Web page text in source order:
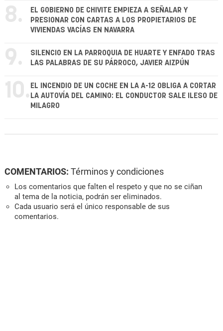
8.
EL GOBIERNO DE CHIVITE EMPIEZA A SEÑALAR Y
PRESIONAR CON CARTAS A LOS PROPIETARIOS DE
VIVIENDAS VACÍAS EN NAVARRA
9.
SILENCIO EN LA PARROQUIA DE HUARTE Y ENFADO TRAS
LAS PALABRAS DE SU PÁRROCO, JAVIER AIZPÚN
10. EL INCENDIO DE UN COCHE EN LA A-12 OBLIGA A CORTAR
LA AUTOVÍA DEL CAMINO: EL CONDUCTOR SALE ILESO DE
MILAGRO
COMENTARIOS: Términos y condiciones
Los comentarios que falten el respeto y que no se ciñan
al tema de la noticia, podrán ser eliminados.
Cada usuario será el único responsable de sus
comentarios.